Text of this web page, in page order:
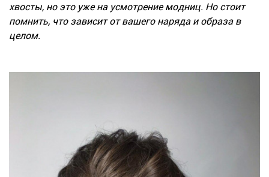
хвосты, но это уже на усмотрение модниц. Но стоит
помнить, что зависит от вашего наряда и образа в
целом.